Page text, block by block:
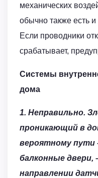
механических
обычно также есть и
Если проводники
срабатывает,
Системы
дома
1. Неправильно.
проникающий в
вероятному пути
балконные двери,
направлении